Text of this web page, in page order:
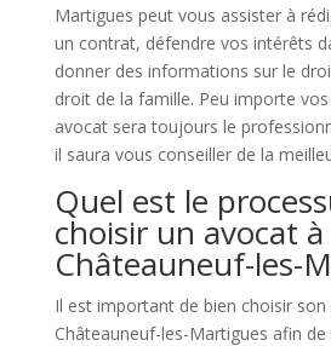
Martigues peut vous assister à
un contrat, défendre vos intérêts
donner des informations sur le
droit de la famille. Peu importe
avocat sera toujours le
il saura vous conseiller de la
Quel est le
choisir un avocat à
Châteauneuf-les-
Il est important de bien choisir son
Châteauneuf-les-Martigues afin de